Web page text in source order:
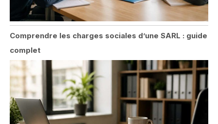
Comprendre les charges sociales d’une SARL : guide
complet